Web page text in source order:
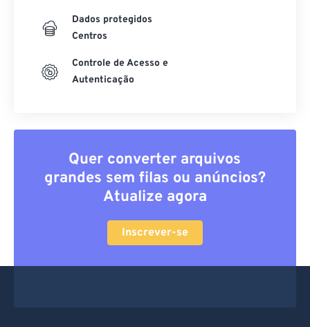
Dados protegidos
Centros
Controle de Acesso e
Autenticação
Quer converter arquivos
grandes sem filas ou anúncios?
Atualize agora
Inscrever-se